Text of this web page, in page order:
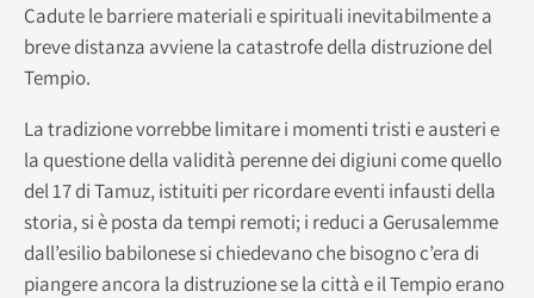
Cadute le barriere materiali e spirituali inevitabilmente a
breve distanza avviene la catastrofe della distruzione del
Tempio.
La tradizione vorrebbe limitare i momenti tristi e austeri e
la questione della validità perenne dei digiuni come quello
del 17 di Tamuz, istituiti per ricordare eventi infausti della
storia, si è posta da tempi remoti; i reduci a Gerusalemme
dall’esilio babilonese si chiedevano che bisogno c’era di
piangere ancora la distruzione se la città e il Tempio erano